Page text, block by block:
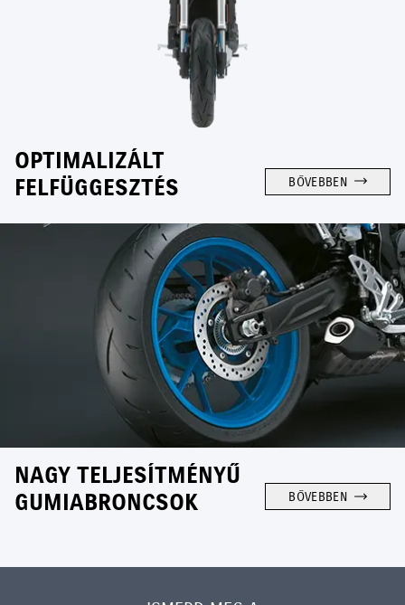
OPTIMALIZÁLT
FELFÜGGESZTÉS
BŐVEBBEN
NAGY TELJESÍTMÉNYŰ
GUMIABRONCSOK
BŐVEBBEN